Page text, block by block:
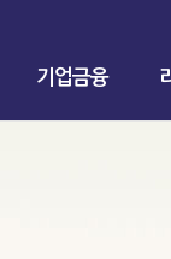
기업금융